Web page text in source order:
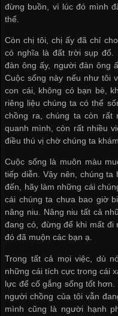
đừng buồn, vì lúc đó mình
thể.
Còn chị tôi, chị ấy đã chỉ
có nghĩa là đất trời sụp đổ.
đàn ông ấy, người đàn ông
Cuộc sống này nếu như tôi
con cái, không có bạn bè,
riêng liệu chúng ta có thể
chồng ra, chúng ta còn rất
quanh mình, còn rất nhiều
điều thú vị chờ chúng ta
Cuộc sống là muôn màu
tiếp diễn. Vậy nên, chúng
đến, hãy làm những cái
cái chúng ta chưa bao giờ
nâng niu. Nâng niu tất cả
đang có, đừng để khi mất đi
đó đã muộn các bạn ạ.
Trong tất cả mọi việc, dù
những cái tích cực trong cái
lực để cố gắng sống tốt hơn.
người chồng của tôi vẫn
mình cũng là người hạnh